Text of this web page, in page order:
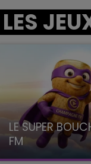
LES
LE SUPER
FM
avec La Famille